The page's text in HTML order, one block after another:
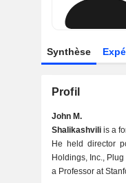
Synthèse
Profil
John M.
Shalikashviliis a
He held director
Holdings, Inc.,
a Professor at